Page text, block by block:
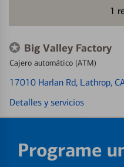
1
Big Valley Factory
Cajero automático (ATM)
17010 Harlan Rd, Lathrop,
Detalles y servicios
Programe